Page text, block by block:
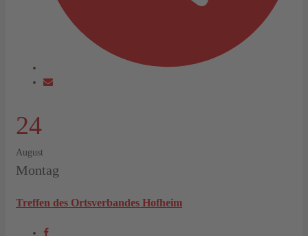
24
August
Montag
Treffen des Ortsverbandes Hofheim